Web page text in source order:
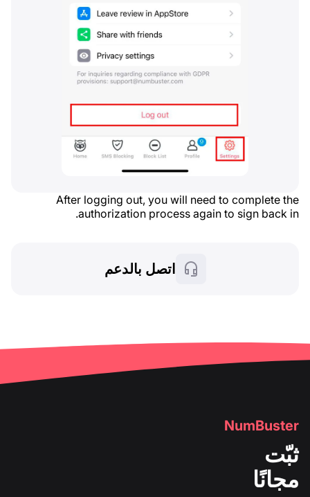
After logging out, you will need to complete the
authorization process again to sign back in.
اتصل بالدعم
NumBuster
ثبّت
مجانًا